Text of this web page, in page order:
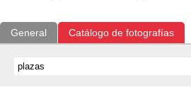
General Catálogo de fotografías